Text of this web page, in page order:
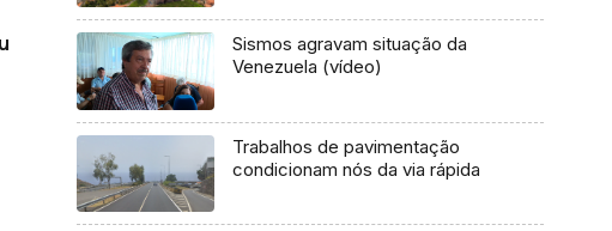
Sismos agravam situação da
Venezuela (vídeo)
Trabalhos de pavimentação
condicionam nós da via rápida